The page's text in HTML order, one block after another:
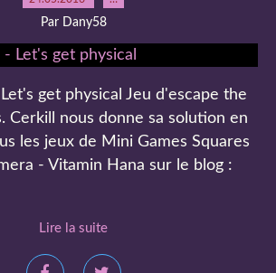
Par Dany58
get physical Jeu d'escape the
Cerkill nous donne sa solution en
les jeux de Mini Games Squares
- Vitamin Hana sur le blog :
Lire la suite